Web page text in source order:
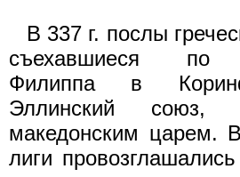
В 337 г. послы
съехавшиеся по
Филиппа в
Эллинский союз,
македонским царем.
лиги